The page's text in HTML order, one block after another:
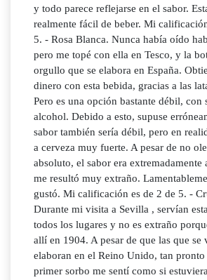
y todo parece reflejarse en el sabor.
realmente fácil de beber. Mi
5. - Rosa Blanca. Nunca había oído
pero me topé con ella en Tesco, y la
orgullo que se elabora en España.
dinero con esta bebida, gracias a las
Pero es una opción bastante débil, con
alcohol. Debido a esto, supuse
sabor también sería débil, pero en
a cerveza muy fuerte. A pesar de no
absoluto, el sabor era
me resultó muy extraño.
gustó. Mi calificación es de 2 de 5. -
Durante mi visita a Sevilla , servían
todos los lugares y no es extraño
allí en 1904. A pesar de que las que se
elaboran en el Reino Unido, tan
primer sorbo me sentí como si